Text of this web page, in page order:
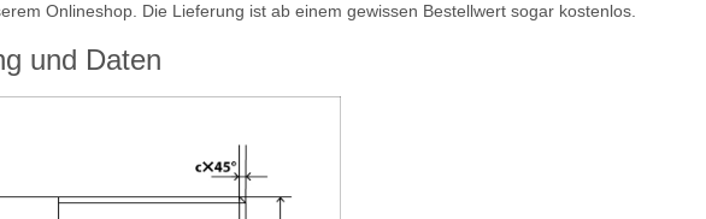
Onlineshop. Die Lieferung ist ab einem gewissen Bestellwert sogar kostenlos.
und Daten